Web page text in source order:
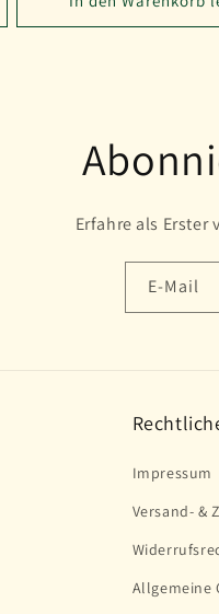
Erfahre als
E-Mail
Impressum
Versand- &
Allgemeine